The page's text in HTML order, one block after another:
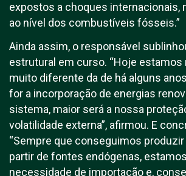
expostos a choques internacionais,
ao nível dos combustíveis fósseis.”
Ainda assim, o responsável
estrutural em curso. “Hoje estamos
muito diferente da de há alguns
for a incorporação de energias
sistema, maior será a nossa
volatilidade externa”, afirmou. E
“Sempre que conseguimos
partir de fontes endógenas,
necessidade de importação e,